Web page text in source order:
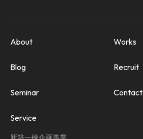
About
Recruit
Service
Works
Contact
Blog
Seminar